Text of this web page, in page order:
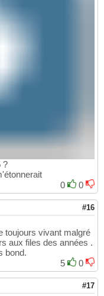
?
0
0
#16
toujours vivant malgré
aux files des années .
bond.
5
0
#17